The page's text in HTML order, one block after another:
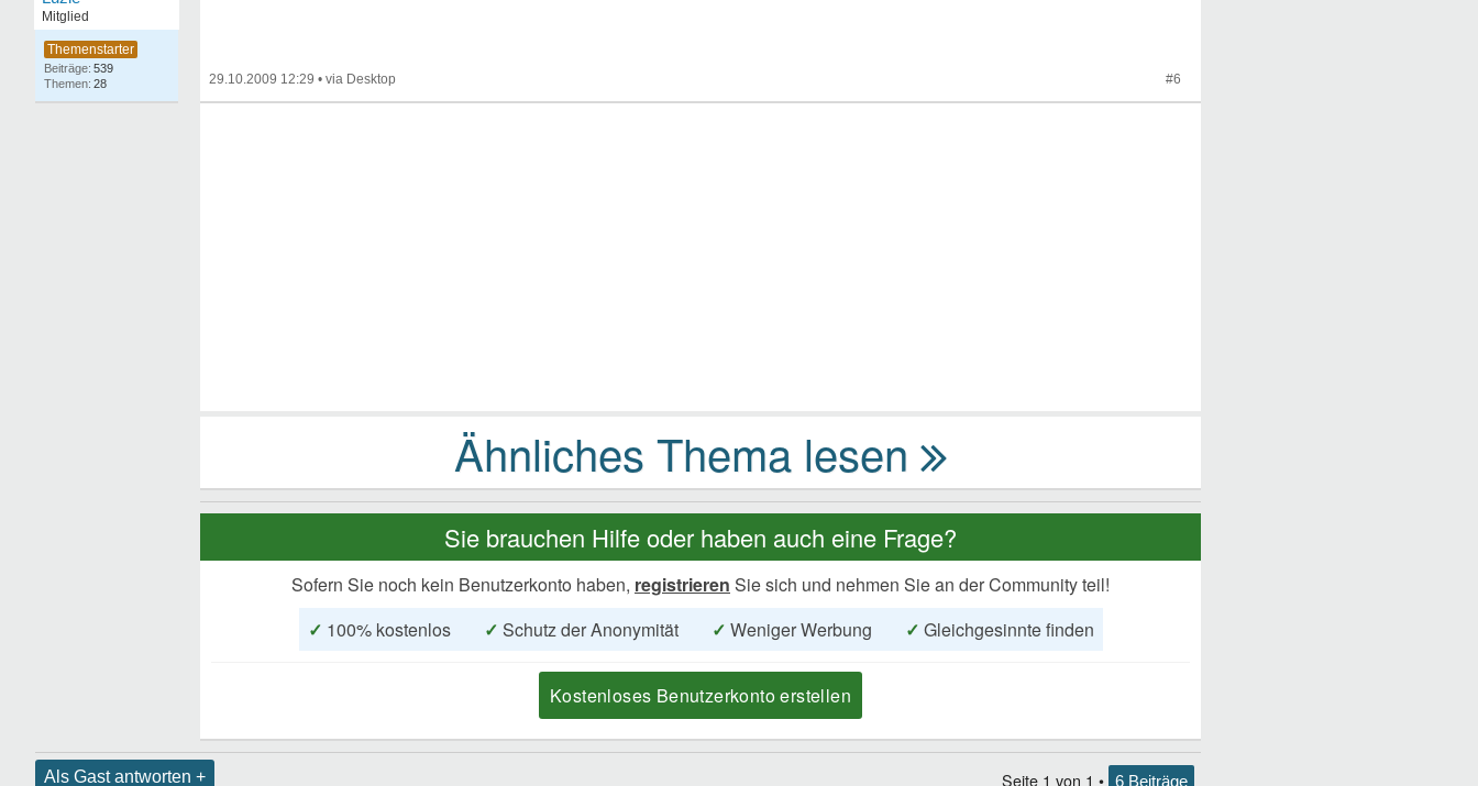
Mitglied
539
28
29.10.2009 12:29 • #6
Sie brauchen Hilfe oder haben auch eine Frage?
Sofern Sie noch kein Benutzerkonto haben, registrieren Sie sich und nehmen Sie an der Community teil!
✓ 100% kostenlos ✓ Schutz der Anonymität ✓ Weniger Werbung ✓ Gleichgesinnte finden
Kostenloses Benutzerkonto erstellen
Als Gast antworten + Seite 1 von 1 • 6 Beiträge